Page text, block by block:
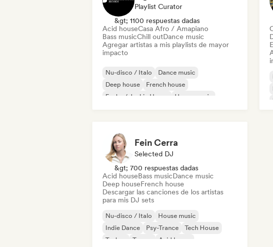
Playlist Curator
&gt; 1100 respuestas dadas
Acid houseCasa Afro / Amapiano
Bass musicChill outDance music
Agregar artistas a mis playlists de mayor
impacto
Nu-disco / Italo
Dance music
Deep house
French house
Funky / Jackin House
House music
Fein Cerra
Selected DJ
&gt; 700 respuestas dadas
Acid houseBass musicDance music
Deep houseFrench house
Descargar las canciones de los artistas
para mis DJ sets
Nu-disco / Italo
House music
Indie Dance
Psy-Trance
Tech House
Techno
Trance Acid house